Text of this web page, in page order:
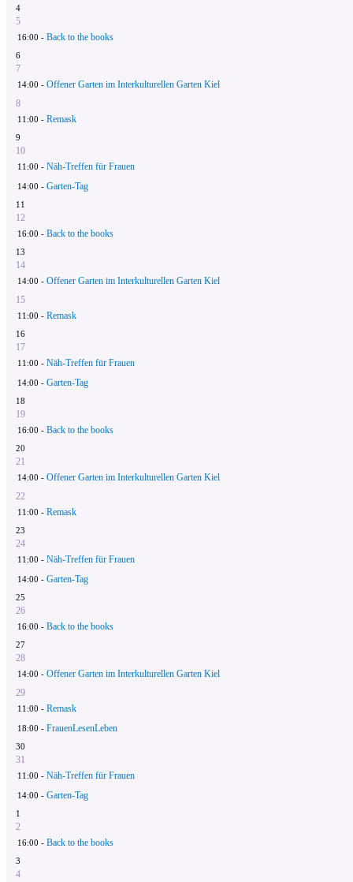
4
5
16:00 - Back to the books
6
7
14:00 - Offener Garten im Interkulturellen Garten Kiel
8
11:00 - Remask
9
10
11:00 - Näh-Treffen für Frauen
14:00 - Garten-Tag
11
12
16:00 - Back to the books
13
14
14:00 - Offener Garten im Interkulturellen Garten Kiel
15
11:00 - Remask
16
17
11:00 - Näh-Treffen für Frauen
14:00 - Garten-Tag
18
19
16:00 - Back to the books
20
21
14:00 - Offener Garten im Interkulturellen Garten Kiel
22
11:00 - Remask
23
24
11:00 - Näh-Treffen für Frauen
14:00 - Garten-Tag
25
26
16:00 - Back to the books
27
28
14:00 - Offener Garten im Interkulturellen Garten Kiel
29
11:00 - Remask
18:00 - FrauenLesenLeben
30
31
11:00 - Näh-Treffen für Frauen
14:00 - Garten-Tag
1
2
16:00 - Back to the books
3
4